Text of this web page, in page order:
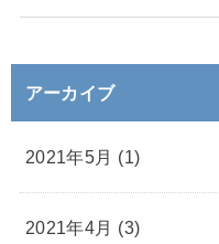
アーカイブ
2021年5月 (1)
2021年4月 (3)